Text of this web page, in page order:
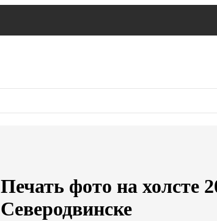
Печать фото на холсте
Северодвинске